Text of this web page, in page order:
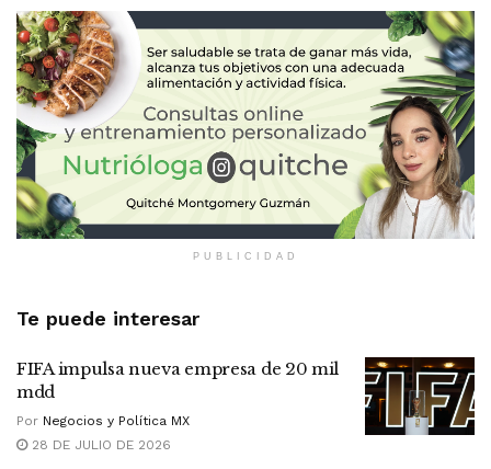
PUBLICIDAD
Te puede interesar
FIFA impulsa nueva empresa de 20 mil
mdd
Por Negocios y Política MX
28 DE JULIO DE 2026